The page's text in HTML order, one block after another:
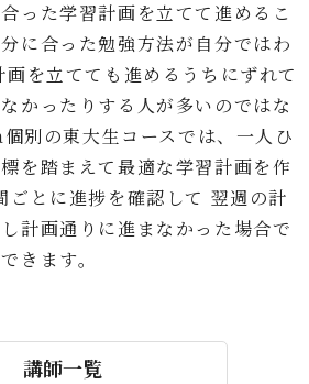
った学習計画を立てて進めるこ
に合った勉強方法が自分ではわ
を立てても進めるうちにずれて
かったりする人が多いのではな
別の東大生コースでは、一人ひ
を踏まえて最適な学習計画を作
ごとに進捗を確認して 翌週の計
計画通りに進まなかった場合で
きます。
講師一覧